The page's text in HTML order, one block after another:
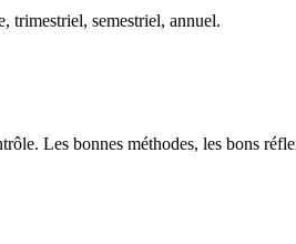
trimestriel, semestriel, annuel.
Les bonnes méthodes, les bons